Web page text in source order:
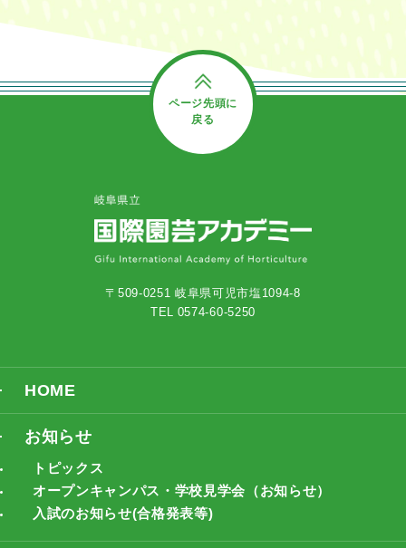
ページ先頭に
戻る
〒509-0251 岐阜県可児市塩1094-8
TEL 0574-60-5250
HOME
お知らせ
トピックス
オープンキャンパス・学校見学会（お知らせ）
入試のお知らせ(合格発表等)